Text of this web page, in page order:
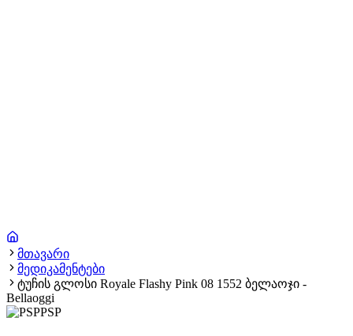
მთავარი
მედიკამენტები
ტუჩის გლოსი Royale Flashy Pink 08 1552 ბელაოჯი -
Bellaoggi
PSP